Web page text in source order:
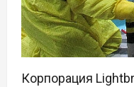
Корпорация